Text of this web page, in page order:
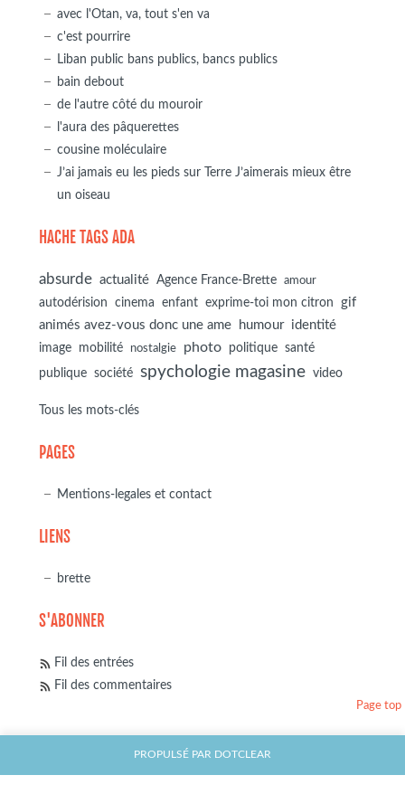
avec l'Otan, va, tout s'en va
c'est pourrire
Liban public bans publics, bancs publics
bain debout
de l'autre côté du mouroir
l'aura des pâquerettes
cousine moléculaire
J’ai jamais eu les pieds sur Terre J’aimerais mieux être
un oiseau
HACHE TAGS ADA
absurde actualité Agence France-Brette amour
autodérision cinema enfant exprime-toi mon citron
gif
animés avez-vous donc une ame
humour identité
image mobilité nostalgie photo politique
santé
publique
société spychologie magasine video
Tous les mots-clés
PAGES
Mentions-legales et contact
LIENS
brette
S'ABONNER
Fil des entrées
Fil des commentaires
PROPULSÉ PAR DOTCLEAR
Page top